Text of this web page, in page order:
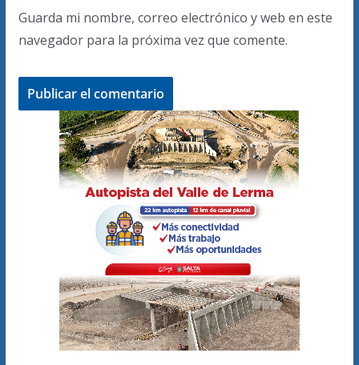
Guarda mi nombre, correo electrónico y web en este
navegador para la próxima vez que comente.